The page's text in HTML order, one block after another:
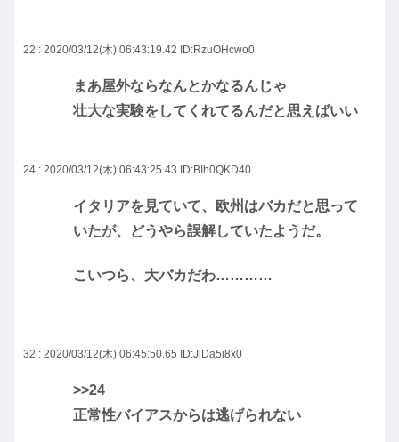
22 : 2020/03/12(木) 06:43:19.42 ID:RzuOHcwo0
まあ屋外ならなんとかなるんじゃ
壮大な実験をしてくれてるんだと思えばいい
24 : 2020/03/12(木) 06:43:25.43 ID:BIh0QKD40
イタリアを見ていて、欧州はバカだと思って
いたが、どうやら誤解していたようだ。
こいつら、大バカだわ…………
32 : 2020/03/12(木) 06:45:50.65 ID:JlDa5i8x0
>>24
正常性バイアスからは逃げられない